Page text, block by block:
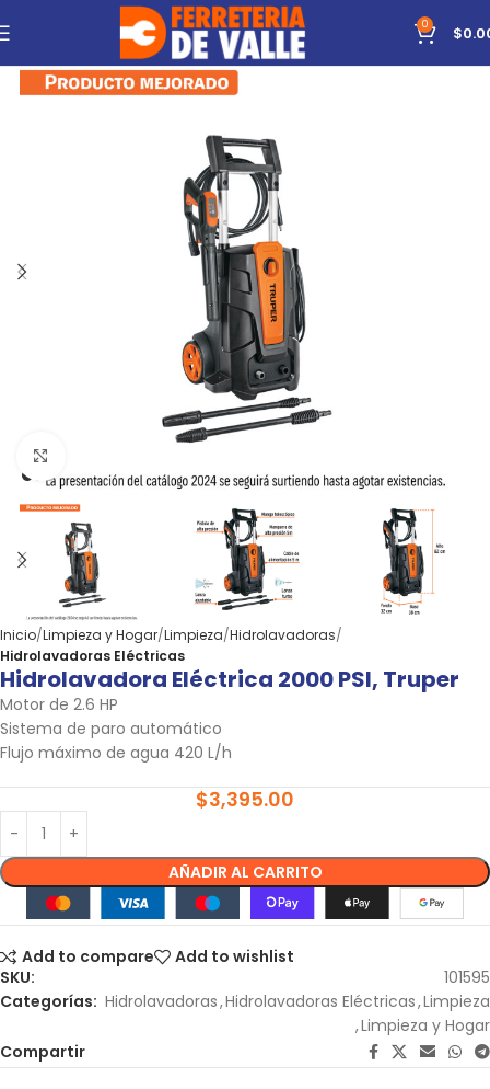
0 $
Inicio Limpieza y Hogar Limpieza Hidrolavadoras
Hidrolavadoras Eléctricas
Hidrolavadora Eléctrica 2000 PSI, Truper
Motor de 2.6 HP
Sistema de paro automático
Flujo máximo de agua 420 L/h
$3,395.00
AÑADIR AL CARRITO
Add to compare
Add to wishlist
SKU:
101595
Categorías: Hidrolavadoras,Hidrolavadoras Eléctricas,Limpieza
,Limpieza y Hogar
Compartir